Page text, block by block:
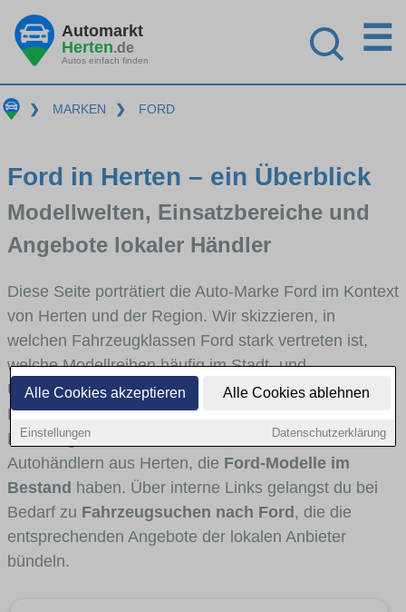
Alle Cookies akzeptieren Alle Cookies ablehnen
Einstellungen Datenschutzerklärung
Automarkt
Herten.de
Autos einfach finden
☰
❯ MARKEN ❯ FORD
Ford in Herten – ein Überblick
Modellwelten, Einsatzbereiche und
Angebote lokaler Händler
Diese Seite porträtiert die Auto-Marke Ford im Kontext
von Herten und der Region. Wir skizzieren, in
welchen Fahrzeugklassen Ford stark vertreten ist,
welche Modellreihen häufig im Stadt- und
Umlandverkehr zu sehen sind und für welche
Fahrertypen die Marke interessant ist. Viele
Fahrzeuge stammen von Autohäusern und
Autohändlern aus Herten, die Ford-Modelle im
Bestand haben. Über interne Links gelangst du bei
Bedarf zu Fahrzeugsuchen nach Ford, die die
entsprechenden Angebote der lokalen Anbieter
bündeln.